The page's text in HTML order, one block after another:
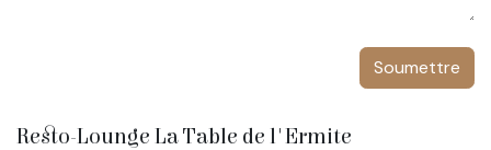
Soumettre
Resto-Lounge La Table de l'Ermite